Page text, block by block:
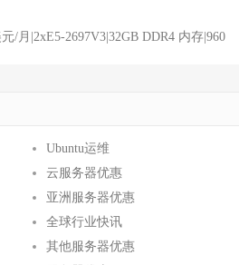
/月|2xE5-2697V3|32GB DDR4 内存|960
Ubuntu运维
云服务器优惠
亚洲服务器优惠
全球行业快讯
其他服务器优惠